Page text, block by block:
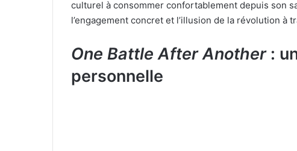
culturel à consommer confortablement depuis son
l’engagement concret et l’illusion de la révolution
One Battle After Another:
personnelle